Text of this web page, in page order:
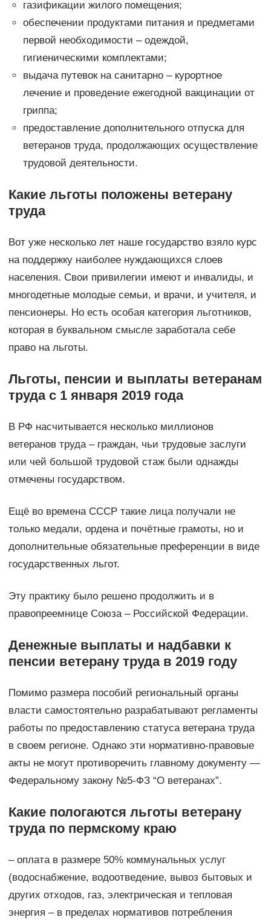
газификации жилого помещения;
обеспечении продуктами питания и предметами
первой необходимости – одеждой,
гигиеническими комплектами;
выдача путевок на санитарно – курортное
лечение и проведение ежегодной вакцинации от
гриппа;
предоставление дополнительного отпуска для
ветеранов труда, продолжающих осуществление
трудовой деятельности.
Какие льготы положены ветерану
труда
Вот уже несколько лет наше государство взяло курс
на поддержку наиболее нуждающихся слоев
населения. Свои привилегии имеют и инвалиды, и
многодетные молодые семьи, и врачи, и учителя, и
пенсионеры. Но есть особая категория льготников,
которая в буквальном смысле заработала себе
право на льготы.
Льготы, пенсии и выплаты ветеранам
труда с 1 января 2019 года
В РФ насчитывается несколько миллионов
ветеранов труда – граждан, чьи трудовые заслуги
или чей большой трудовой стаж были однажды
отмечены государством.
Ещё во времена СССР такие лица получали не
только медали, ордена и почётные грамоты, но и
дополнительные обязательные преференции в виде
государственных льгот.
Эту практику было решено продолжить и в
правопреемнице Союза – Российской Федерации.
Денежные выплаты и надбавки к
пенсии ветерану труда в 2019 году
Помимо размера пособий региональный органы
власти самостоятельно разрабатывают регламенты
работы по предоставлению статуса ветерана труда
в своем регионе. Однако эти нормативно-правовые
акты не могут противоречить главному документу —
Федеральному закону №5-ФЗ “О ветеранах”.
Какие пологаются льготы ветерану
труда по пермскому краю
– оплата в размере 50% коммунальных услуг
(водоснабжение, водоотведение, вывоз бытовых и
других отходов, газ, электрическая и тепловая
энергия – в пределах нормативов потребления